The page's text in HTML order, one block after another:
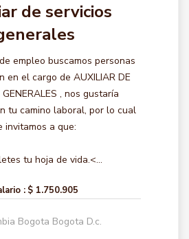
de servicios
empleo buscamos personas
en el cargo de AUXILIAR DE
GENERALES , nos gustaría
tu camino laboral, por lo cual
invitamos a que:
tu hoja de vida.<...
: $ 1.750.905
Bogota Bogota D.c.